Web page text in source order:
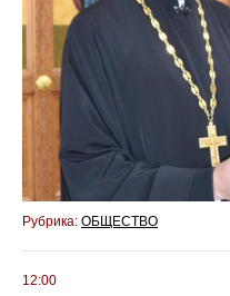
Рубрика: ОБЩЕСТВО
12:00